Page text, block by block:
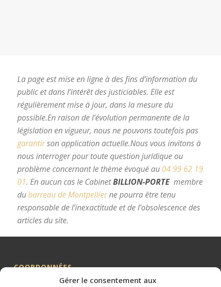
Gérer le consentement aux
La page est mise en ligne à des fins d’information du
public et dans l’intérêt des justiciables. Elle est
régulièrement mise à jour, dans la mesure du
possible.En raison de l’évolution permanente de la
législation en vigueur, nous ne pouvons toutefois pas
garantirson application actuelle.Nous vous invitons à
nous interroger pour toute question juridique ou
problème concernant le thème évoqué au 04 99 62 19
01. En aucun cas le CabinetBILLION-PORTE membre
dubarreau de Montpellierne pourra être tenu
responsable de l’inexactitude et de l’obsolescence des
articles du site.
COORDONNÉES
Me BILLION-PORTE